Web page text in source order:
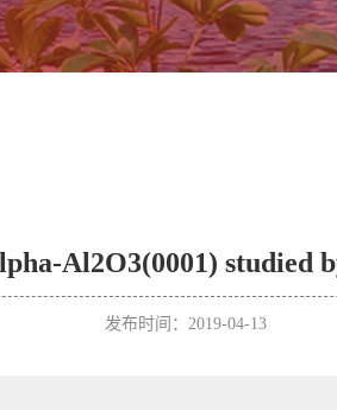
Al2O3(0001) studied
发布时间：2019-04-13